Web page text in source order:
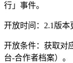
行」事件。
开放时间：2.1版本
开放条件：获取对
台-合作者档案）。